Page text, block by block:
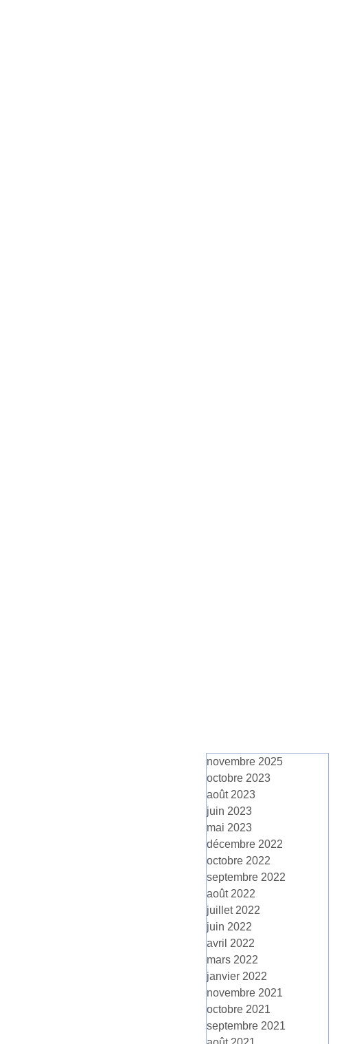
novembre 2025
octobre 2023
août 2023
juin 2023
mai 2023
décembre 2022
octobre 2022
septembre 2022
août 2022
juillet 2022
juin 2022
avril 2022
mars 2022
janvier 2022
novembre 2021
octobre 2021
septembre 2021